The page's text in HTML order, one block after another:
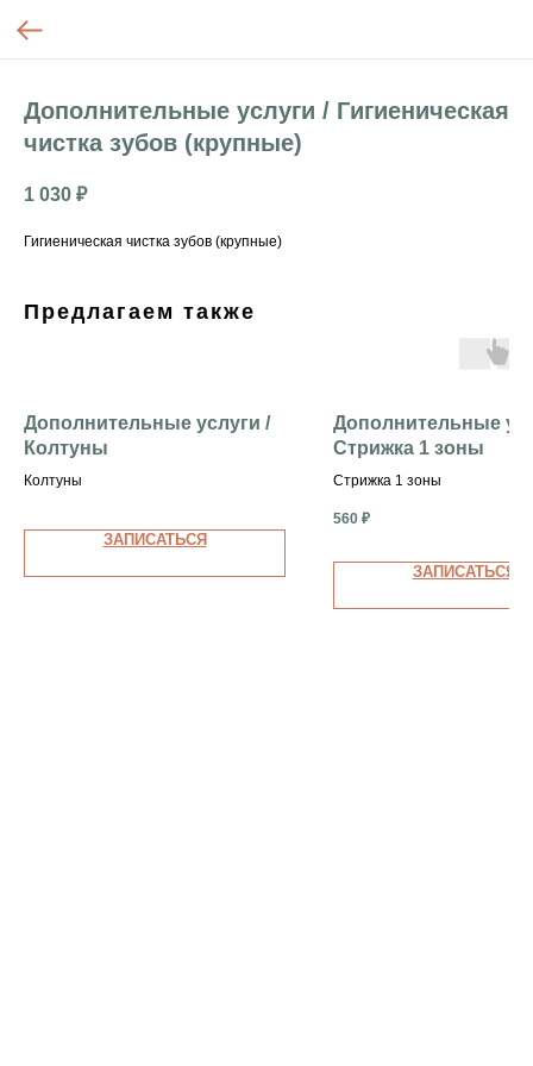
Дополнительные услуги / Гигиеническая
чистка зубов (крупные)
1 030 ₽
Гигиеническая чистка зубов (крупные)
Предлагаем также
Дополнительные услуги /
Колтуны
Колтуны
ЗАПИСАТЬСЯ
Дополнительные
Стрижка 1 зоны
Стрижка 1 зоны
560 ₽
ЗАПИСАТЬСЯ